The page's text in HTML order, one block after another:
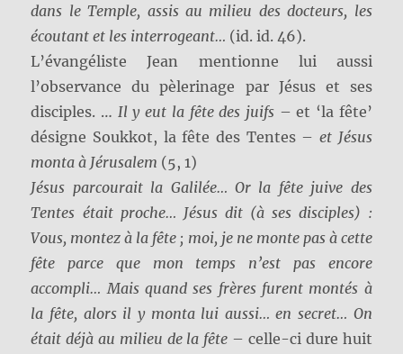
dans le Temple, assis au milieu des docteurs, les
écoutant et les interrogeant… (id. id. 46).
L’évangéliste Jean mentionne lui aussi
l’observance du pèlerinage par Jésus et ses
disciples. … Il y eut la fête des juifs– et ‘la fête’
désigne Soukkot, la fête des Tentes – et Jésus
monta à Jérusalem (5, 1)
Jésus parcourait la Galilée… Or la fête juive des
Tentes était proche… Jésus dit (à ses disciples) :
Vous, montez à la fête ; moi, je ne monte pas à cette
fête parce que mon temps n’est pas encore
accompli… Mais quand ses frères furent montés à
la fête, alors il y monta lui aussi… en secret… On
était déjà au milieu de la fête – celle-ci dure huit